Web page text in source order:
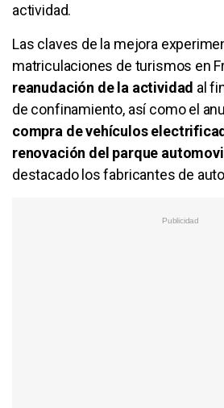
actividad.
Las claves de la mejora
matriculaciones de turismos en
reanudación de la actividad al
de confinamiento, así como el
compra de vehículos
renovación del parque
destacado los fabricantes de